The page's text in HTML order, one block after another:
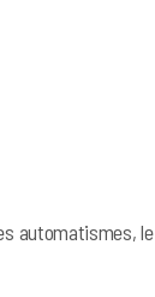
automatismes, le